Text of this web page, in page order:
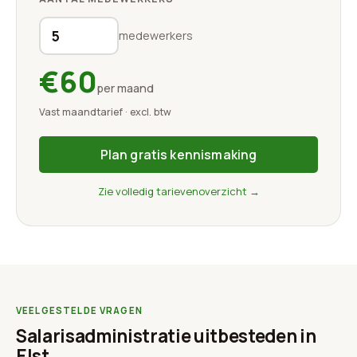
medewerkers
€60per maand
Vast maandtarief · excl. btw
Plan gratis kennismaking
Zie volledig tarievenoverzicht →
VEELGESTELDE VRAGEN
Salarisadministratie uitbesteden in